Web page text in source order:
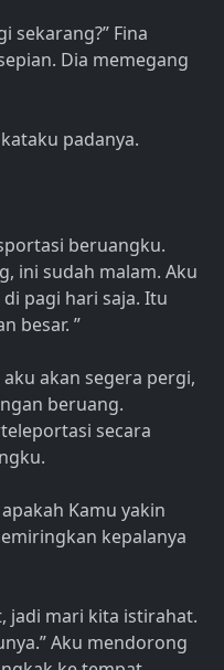
sekarang?” Fina
Dia memegang
padanya.
beruangku.
ini sudah malam. Aku
pagi hari saja. Itu
besar. ”
akan segera pergi,
beruang.
secara
Kamu yakin
kepalanya
jadi mari kita istirahat.
Aku mendorong